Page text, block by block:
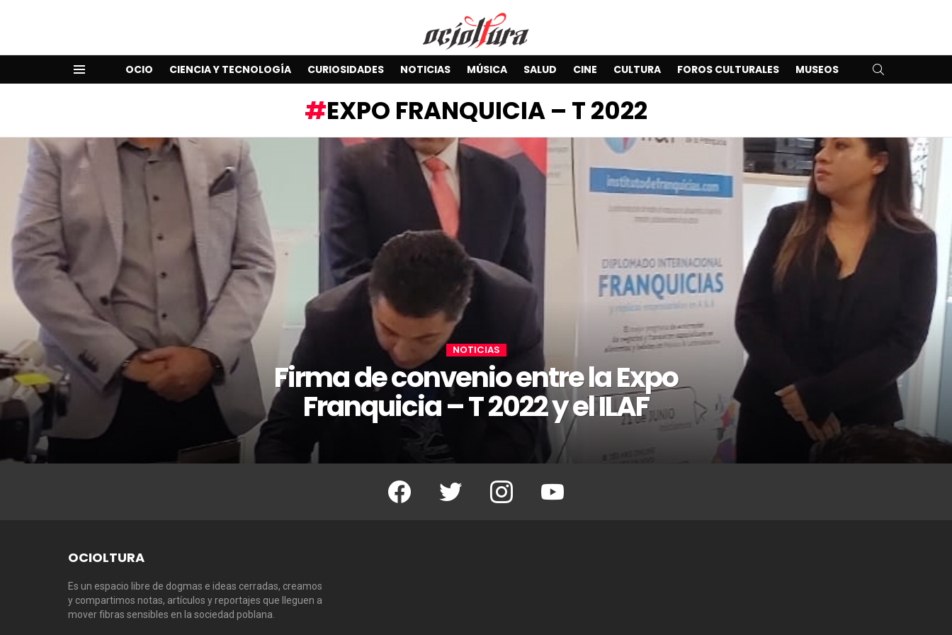
OCIO CIENCIA Y TECNOLOGÍA CURIOSIDADES NOTICIAS MÚSICA SALUD CINE CULTURA FOROS CULTURALES MUSEOS
EXPO FRANQUICIA – T 2022
NOTICIAS
Firma de convenio entre la Expo
Franquicia – T 2022 y el ILAF
Facebook Twitter Instagram Youtube
OCIOLTURA
Es un espacio libre de dogmas e ideas cerradas, creamos
y compartimos notas, artículos y reportajes que lleguen a
mover fibras sensibles en la sociedad poblana.